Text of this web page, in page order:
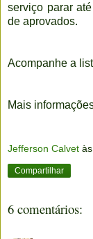
serviço parar
de aprovados.
Acompanhe a
Mais
Jefferson Calvet às
Compartilhar
6 comentários: